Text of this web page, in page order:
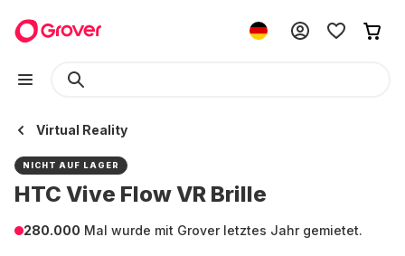
Virtual Reality
NICHT AUF LAGER
HTC Vive Flow VR Brille
280.000 Mal wurde mit Grover letztes Jahr gemietet.